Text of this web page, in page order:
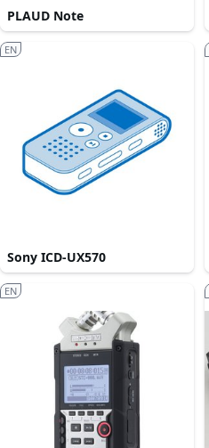
PLAUD Note
Sony ICD-UX570
EN
EN